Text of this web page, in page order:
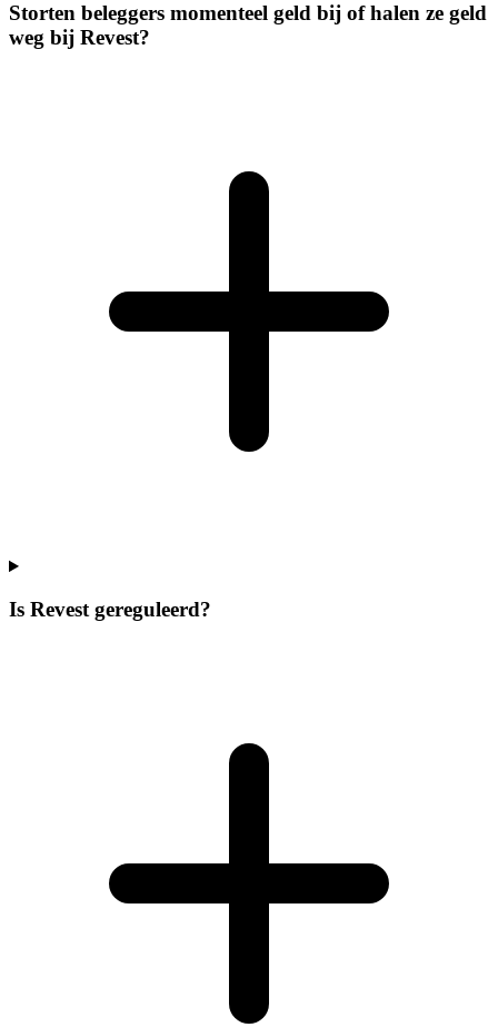
Storten beleggers momenteel geld bij of halen ze geld
weg bij Revest?
Is Revest gereguleerd?